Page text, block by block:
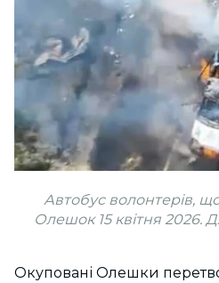
Автобус волонтерів, що
Олешок 15 квітня 2026.
Окуповані Олешки